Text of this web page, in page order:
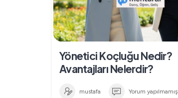
Yönetici Koçluğu Nedir?
Avantajları Nelerdir?
mustafa Yorum yapılmamış